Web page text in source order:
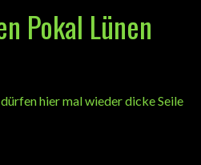
Pokal Lünen
hier mal wieder dicke Seile